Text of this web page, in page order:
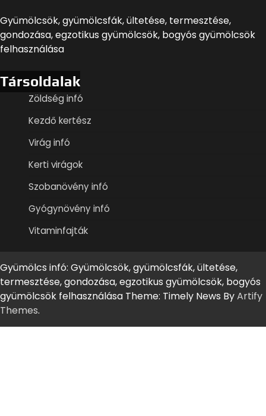
Gyümölcsök, gyümölcsfák, ültetése, termesztése,
gondozása, egzotikus gyümölcsök, bogyós gyümölcsök
felhasználása
Társoldalak
Zöldség infó
Kezdő kertész
Virág infó
Kerti virágok
Szobanövény infó
Gyógynövény infó
Vitaminfajták
Gyümölcs infó: Gyümölcsök, gyümölcsfák, ültetése,
termesztése, gondozása, egzotikus gyümölcsök, bogyós
gyümölcsök felhasználása Theme: Timely News ByArtify
Themes.